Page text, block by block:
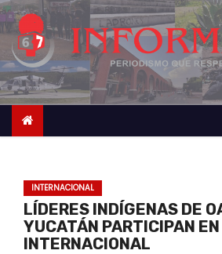
a
c
o
t
INTERNACIONAL
LÍDERES INDÍGENAS DE
YUCATÁN PARTICIPAN
INTERNACIONAL